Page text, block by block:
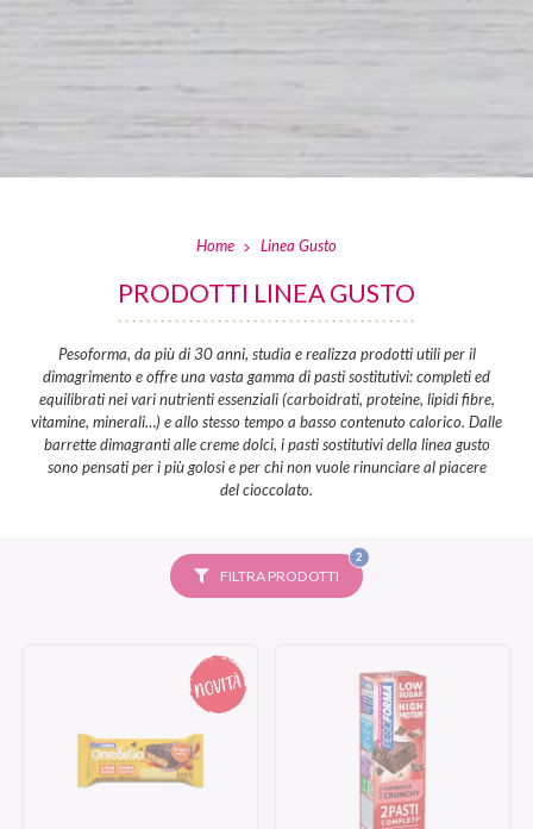
Home Linea Gusto
PRODOTTI LINEA GUSTO
Pesoforma, da più di 30 anni, studia e realizza prodotti utili per il
dimagrimento e offre una vasta gamma di pasti sostitutivi: completi ed
equilibrati nei vari nutrienti essenziali (carboidrati, proteine, lipidi fibre,
vitamine, minerali…) e allo stesso tempo a basso contenuto calorico. Dalle
barrette dimagranti alle creme dolci, i pasti sostitutivi della linea gusto
sono pensati per i più golosi e per chi non vuole rinunciare al piacere
del cioccolato.
FILTRA PRODOTTI
2FILTRI
SELEZIONATI